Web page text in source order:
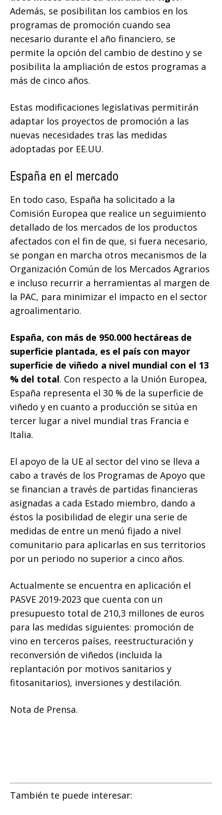
Además, se posibilitan los cambios en los
programas de promoción cuando sea
necesario durante el año financiero, se
permite la opción del cambio de destino y se
posibilita la ampliación de estos programas a
más de cinco años.
Estas modificaciones legislativas permitirán
adaptar los proyectos de promoción a las
nuevas necesidades tras las medidas
adoptadas por EE.UU.
España en el mercado
En todo caso, España ha solicitado a la
Comisión Europea que realice un seguimiento
detallado de los mercados de los productos
afectados con el fin de que, si fuera necesario,
se pongan en marcha otros mecanismos de la
Organización Común de los Mercados Agrarios
e incluso recurrir a herramientas al margen de
la PAC, para minimizar el impacto en el sector
agroalimentario.
España, con más de 950.000 hectáreas de
superficie plantada, es el país con mayor
superficie de viñedo a nivel mundial con el 13
% del total. Con respecto a la Unión Europea,
España representa el 30 % de la superficie de
viñedo y en cuanto a producción se sitúa en
tercer lugar a nivel mundial tras Francia e
Italia.
El apoyo de la UE al sector del vino se lleva a
cabo a través de los Programas de Apoyo que
se financian a través de partidas financieras
asignadas a cada Estado miembro, dando a
éstos la posibilidad de elegir una serie de
medidas de entre un menú fijado a nivel
comunitario para aplicarlas en sus territorios
por un periodo no superior a cinco años.
Actualmente se encuentra en aplicación el
PASVE 2019-2023 que cuenta con un
presupuesto total de 210,3 millones de euros
para las medidas siguientes: promoción de
vino en terceros países, reestructuración y
reconversión de viñedos (incluida la
replantación por motivos sanitarios y
fitosanitarios), inversiones y destilación.
Nota de Prensa.
También te puede interesar: